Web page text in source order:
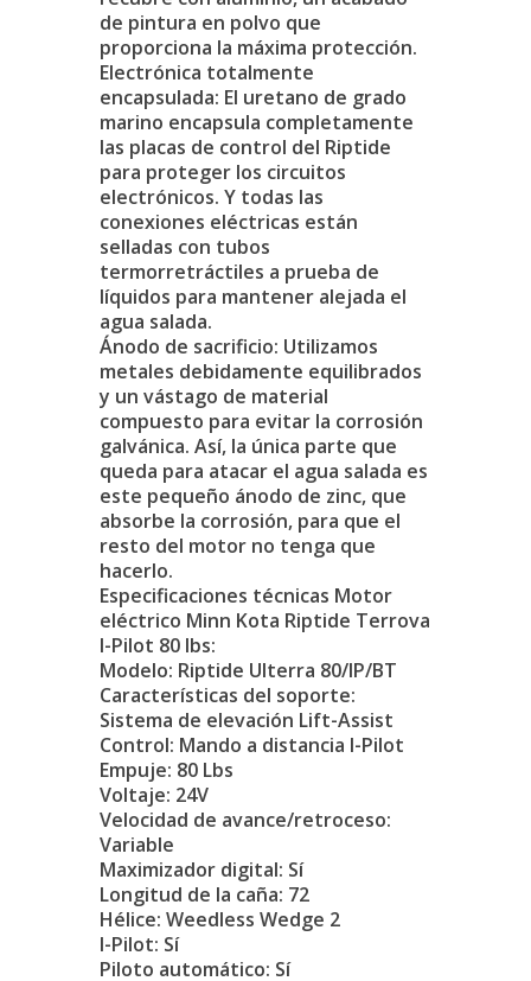
de pintura en polvo que
proporciona la máxima protección.
Electrónica totalmente
encapsulada: El uretano de grado
marino encapsula completamente
las placas de control del Riptide
para proteger los circuitos
electrónicos. Y todas las
conexiones eléctricas están
selladas con tubos
termorretráctiles a prueba de
líquidos para mantener alejada el
agua salada.
Ánodo de sacrificio: Utilizamos
metales debidamente equilibrados
y un vástago de material
compuesto para evitar la corrosión
galvánica. Así, la única parte que
queda para atacar el agua salada es
este pequeño ánodo de zinc, que
absorbe la corrosión, para que el
resto del motor no tenga que
hacerlo.
Especificaciones técnicas Motor
eléctrico Minn Kota Riptide Terrova
I-Pilot 80 lbs:
Modelo: Riptide Ulterra 80/IP/BT
Características del soporte:
Sistema de elevación Lift-Assist
Control: Mando a distancia I-Pilot
Empuje: 80 Lbs
Voltaje: 24V
Velocidad de avance/retroceso:
Variable
Maximizador digital: Sí
Longitud de la caña: 72
Hélice: Weedless Wedge 2
I-Pilot: Sí
Piloto automático: Sí